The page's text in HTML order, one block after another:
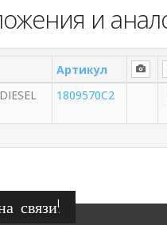
и
Артикул
1809570C2
связи!